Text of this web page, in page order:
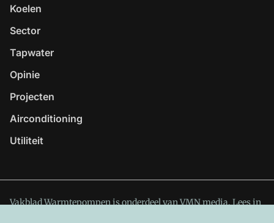
Koelen
Sector
Tapwater
Opinie
Projecten
Airconditioning
Utiliteit
Vakblad Warmtepompen is onderdeel van VMN media. Lees in